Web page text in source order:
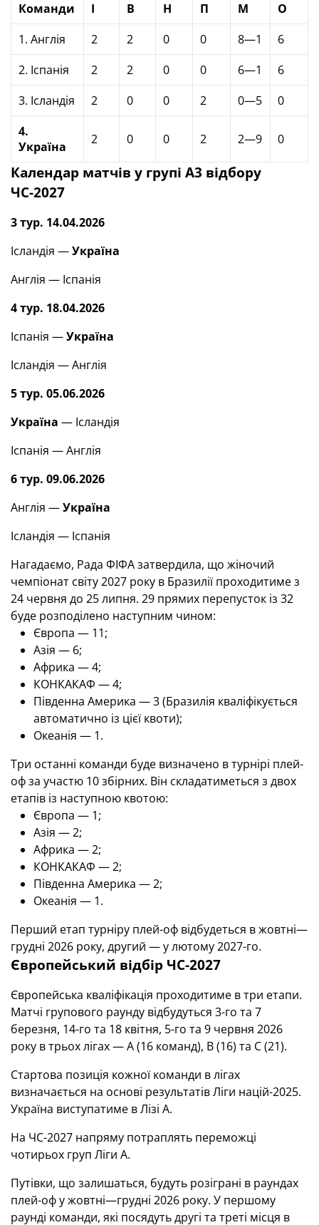
Команди І В Н П М
О
1. Англія
2 2 0 0 8—1
6
2. Іспанія
2 2 0 0 6—1
6
3. Ісландія
2 0 0 2 0—5
0
4.
Україна
2 0 0 2 2—9 0
Календар матчів у групі А3 відбору
ЧС-2027
3 тур. 14.04.2026
Ісландія —Україна
Англія — Іспанія
4 тур. 18.04.2026
Іспанія —Україна
Ісландія — Англія
5 тур. 05.06.2026
Україна — Ісландія
Іспанія — Англія
6 тур. 09.06.2026
Англія —Україна
Ісландія — Іспанія
Нагадаємо, Рада ФІФА затвердила, що жіночий
чемпіонат світу 2027 року в Бразилії проходитиме з
24 червня до 25 липня. 29 прямих перепусток із 32
буде розподілено наступним чином:
Європа — 11;
Азія — 6;
Африка — 4;
КОНКАКАФ — 4;
Південна Америка — 3 (Бразилія кваліфікується
автоматично із цієї квоти);
Океанія — 1.
Три останні команди буде визначено в турнірі плей-
оф за участю 10 збірних. Він складатиметься з двох
етапів із наступною квотою:
Європа — 1;
Азія — 2;
Африка — 2;
КОНКАКАФ — 2;
Південна Америка — 2;
Океанія — 1.
Перший етап турніру плей-оф відбудеться в жовтні—
грудні 2026 року, другий — у лютому 2027-го.
Європейський відбір ЧС-2027
Європейська кваліфікація проходитиме в три етапи.
Матчі групового раунду відбудуться 3-го та 7
березня, 14-го та 18 квітня, 5-го та 9 червня 2026
року в трьох лігах — А (16 команд), В (16) та С (21).
Стартова позиція кожної команди в лігах
визначається на основі результатів Ліги націй-2025.
Україна виступатиме в Лізі А.
На ЧС-2027 напряму потраплять переможці
чотирьох груп Ліги А.
Путівки, що залишаться, будуть розіграні в раундах
плей-оф у жовтні—грудні 2026 року. У першому
раунді команди, які посядуть другі та треті місця в